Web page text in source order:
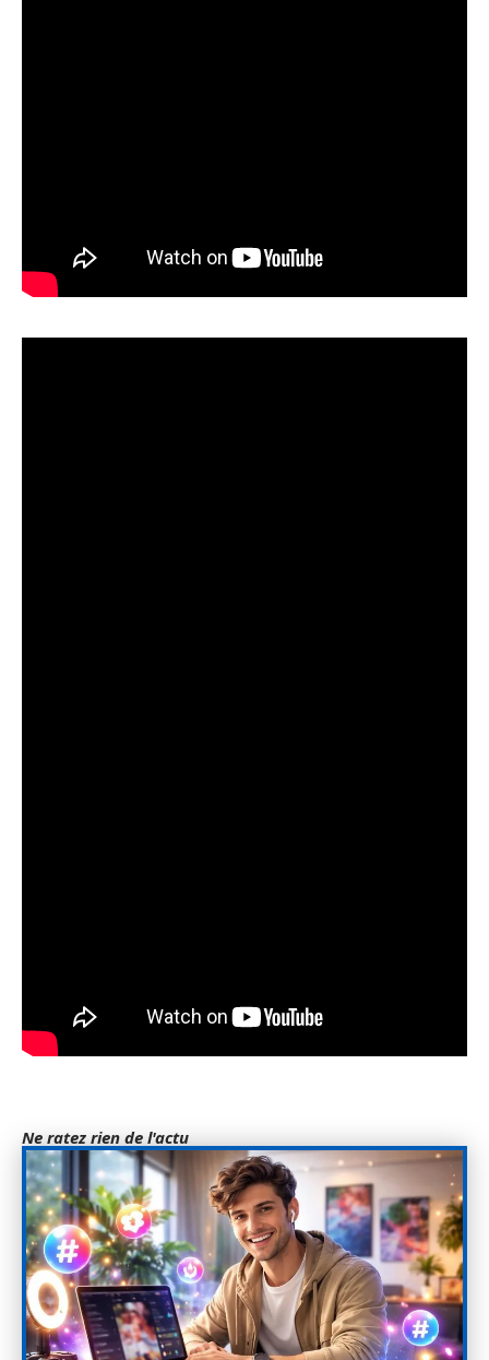
Ne ratez rien de l'actu